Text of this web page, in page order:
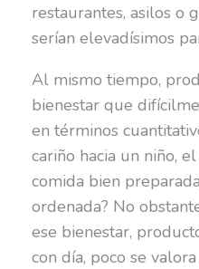
restaurantes, asilos o
serían elevadísimos
Al mismo tiempo,
bienestar que
en términos
cariño hacia un niño,
comida bien
ordenada? No
ese bienestar,
con día, poco se